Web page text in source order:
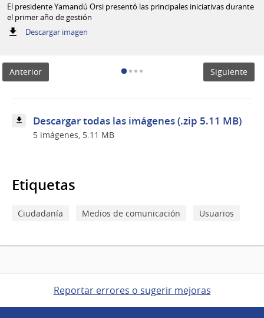
El presidente Yamandú Orsi presentó las principales iniciativas durante
el primer año de gestión
Descargar imagen:
iniciativas
durante
el
Anterior Siguiente
Descargar todas las imágenes (.zip 5.11 MB)
5 imágenes, 5.11 MB
Etiquetas
Ciudadanía Medios de comunicación Usuarios
Reportar errores o sugerir mejoras